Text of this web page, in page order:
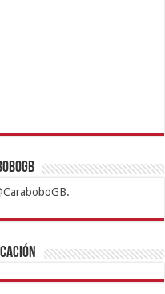
BetistKralbetSupertotobetTipobet